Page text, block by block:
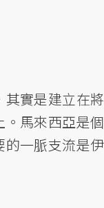
其實是建立在將
馬來西亞是個
的一脈支流是伊